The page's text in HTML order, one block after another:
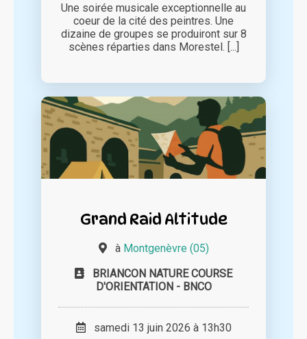
Une soirée musicale exceptionnelle au
coeur de la cité des peintres. Une
dizaine de groupes se produiront sur 8
scènes réparties dans Morestel. [...]
Grand Raid Altitude
à Montgenèvre (05)
BRIANCON NATURE COURSE
D'ORIENTATION - BNCO
samedi 13 juin 2026 à 13h30